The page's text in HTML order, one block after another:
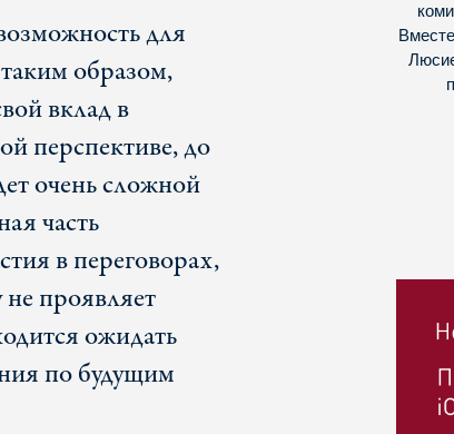
для
образом,
вклад в
перспективе, до
очень сложной
часть
в переговорах,
проявляет
ожидать
по будущим